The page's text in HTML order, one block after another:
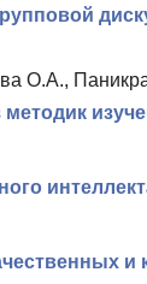
О.А.,